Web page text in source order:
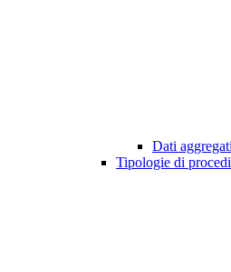
Dati
Tipologie di